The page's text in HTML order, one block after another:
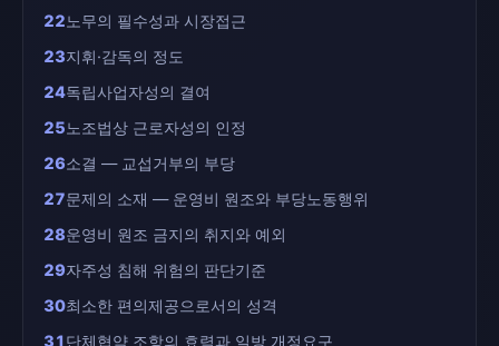
22노무의 필수성과 시장접근
23지휘·감독의 정도
24독립사업자성의 결여
25노조법상 근로자성의 인정
26소결 — 교섭거부의 부당
27문제의 소재 — 운영비 원조와 부당노동행위
28운영비 원조 금지의 취지와 예외
29자주성 침해 위험의 판단기준
30최소한 편의제공으로서의 성격
31단체협약 조항의 효력과 일방 개정요구